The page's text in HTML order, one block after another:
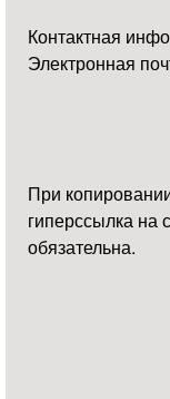
Контактная
Электронная
При
гиперссылка на
обязательна.